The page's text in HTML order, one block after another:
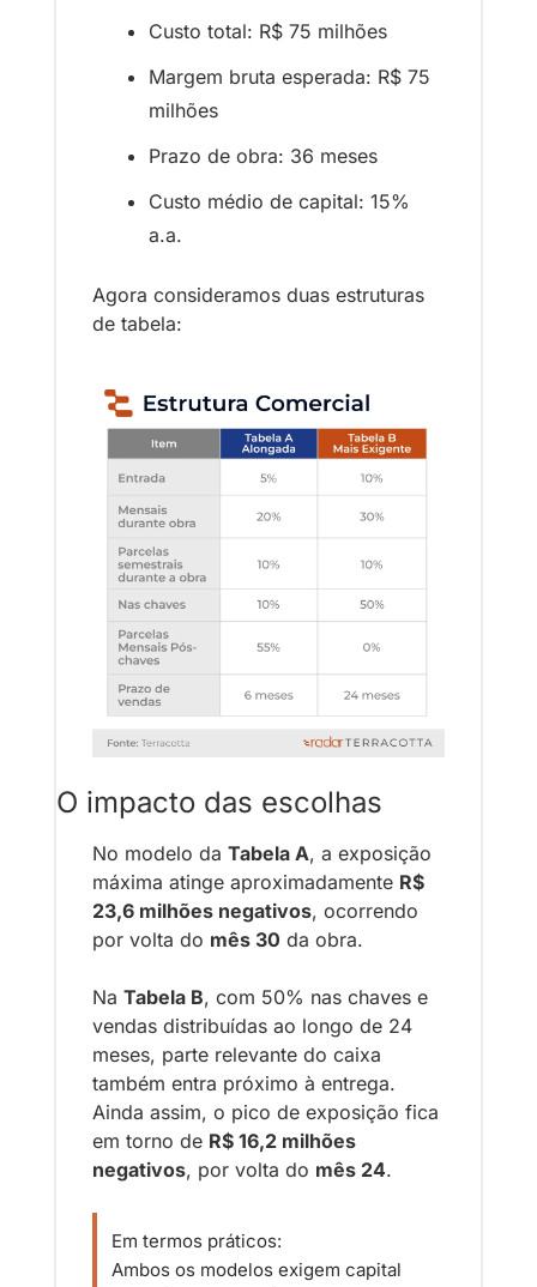
Custo total: R$ 75 milhões
Margem bruta esperada: R$ 75
milhões
Prazo de obra: 36 meses
Custo médio de capital: 15%
a.a.
Agora consideramos duas estruturas
de tabela:
O impacto das escolhas
No modelo da Tabela A, a exposição
máxima atinge aproximadamente R$
23,6 milhões negativos, ocorrendo
por volta do mês 30 da obra.
Na Tabela B, com 50% nas chaves e
vendas distribuídas ao longo de 24
meses, parte relevante do caixa
também entra próximo à entrega.
Ainda assim, o pico de exposição fica
em torno de R$ 16,2 milhões
negativos, por volta do mês 24.
Em termos práticos:
Ambos os modelos exigem capital